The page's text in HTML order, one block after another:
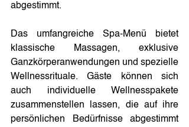
abgestimmt.
Das umfangreiche Spa-Menü bietet
klassische Massagen, exklusive
Ganzkörperanwendungen und spezielle
Wellnessrituale. Gäste können sich
auch individuelle Wellnesspakete
zusammenstellen lassen, die auf ihre
persönlichen Bedürfnisse abgestimmt